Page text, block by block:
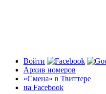
Войти
Архив номеров
«Смена» в Твиттере
на Facebook